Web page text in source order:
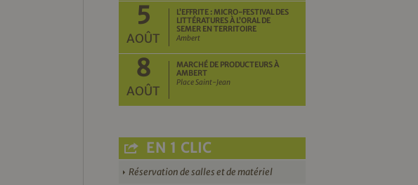
5
AOÛT
L’EFFRITE : MICRO-FESTIVAL DES
LITTÉRATURES À L’ORAL DE
SEMER EN TERRITOIRE
Ambert
8
AOÛT
MARCHÉ DE PRODUCTEURS À
AMBERT
Place Saint-Jean
EN 1 CLIC
Réservation de salles et de matériel